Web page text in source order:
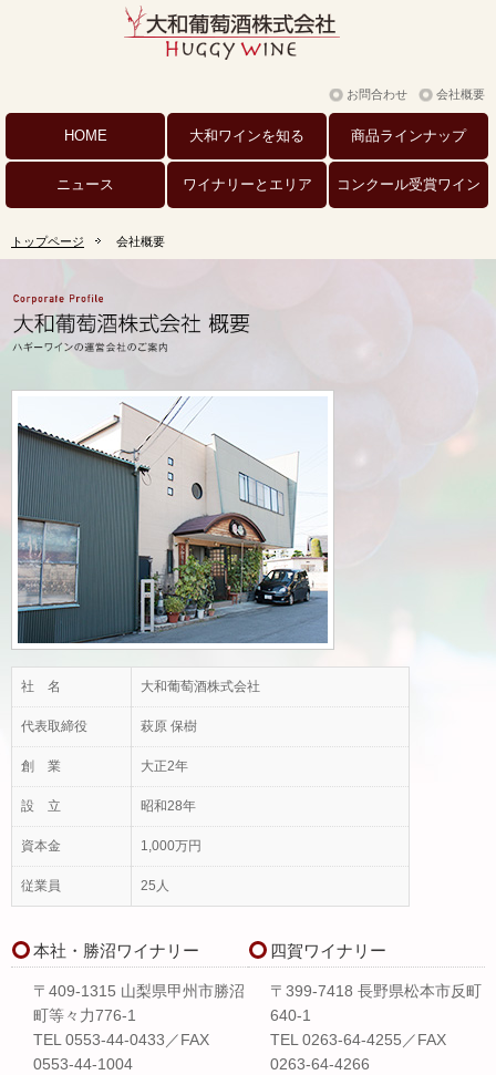
会社概要
お問合わせ
HOME 大和ワインを知る 商品ラインナップ
ニュース ワイナリーと エリア コンクール受賞ワイン
トップページ 会社概要
社 名 大和葡萄酒株式会社
代表取締役 萩原 保樹
創 業 大正2年
設 立 昭和28年
資本金 1,000万円
従業員 25人
本社・勝沼ワイナリー
〒409-1315 山梨県甲州市勝沼
町等々力776-1
TEL 0553-44-0433／FAX
0553-44-1004
四賀ワイナリー
〒399-7418 長野県松本市反町
640-1
TEL 0263-64-4255／FAX
0263-64-4266